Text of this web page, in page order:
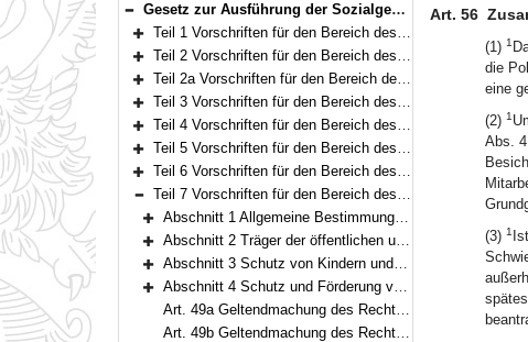
Bereich reduzieren
Gesetz zur Ausführung der Sozialgesetze (AGSG) Vom 8. Dezember 2006 (GVBl. S. 942) BayRS 86-7-A/G (Art. 1–122)
Bereich erweitern
Teil 1 Vorschriften für den Bereich des Ersten Buches Sozialgesetzbuch – Allgemeiner Teil – (Art. 1)
Bereich erweitern
Teil 2 Vorschriften für den Bereich des Zweiten Buches Sozialgesetzbuch – Grundsicherung für Arbeitsuchende – (Art. 2–3)
Bereich erweitern
Teil 2a Vorschriften für den Bereich des Dritten Buches Sozialgesetzbuch – Arbeitsförderung – (Art. 4–5a)
Bereich erweitern
Teil 3 Vorschriften für den Bereich des Vierten Buches Sozialgesetzbuch – Gemeinsame Vorschriften für die Sozialversicherung – (Art. 6–8)
Bereich erweitern
Teil 4 Vorschriften für den Bereich des Fünften Buches Sozialgesetzbuch – Gesetzliche Krankenversicherung – (Art. 9)
Bereich erweitern
Teil 5 Vorschriften für den Bereich des Sechsten Buches Sozialgesetzbuch – Gesetzliche Rentenversicherung– (Art. 10–10a)
Bereich erweitern
Teil 6 Vorschriften für den Bereich des Siebten Buches Sozialgesetzbuch – Gesetzliche Unfallversicherung – (Art. 11)
Bereich reduzieren
Teil 7 Vorschriften für den Bereich des Achten Buches Sozialgesetzbuch – Kinder- und Jugendhilfe – und für weitere Regelungen des Kinder- und Jugendhilferechts (Art. 12–66)
Bereich erweitern
Abschnitt 1 Allgemeine Bestimmungen (Art. 12–14)
Bereich erweitern
Abschnitt 2 Träger der öffentlichen und freien Jugendhilfe (Art. 15–33)
Bereich erweitern
Abschnitt 3 Schutz von Kindern und Jugendlichen in Familienpflege (Art. 34–43)
Bereich erweitern
Abschnitt 4 Schutz und Förderung von Kindern und Jugendlichen in Einrichtungen (Art. 44–49)
Art. 49a Geltendmachung des Rechtsanspruchs auf Förderung in einer Tageseinrichtung oder in Kindertagespflege bis zum Schuleintritt (noch nicht in Kraft)
Art. 49b Geltendmachung des Rechtsanspruchs auf ganztägige Bildung und Betreuung von Kindern im Grundschulalter (noch nicht in Kraft)
Art. 56
(1) 1
die
eine
(2) 1
Abs.
(3) 1